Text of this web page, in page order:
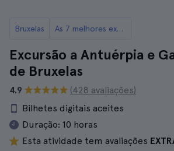
Bruxelas As 7 melhores excursões a Antuérpia a partir de Bruxelas
Excursão a Antuérpia e
de Bruxelas
4.9
(428 avaliações)
Bilhetes digitais aceites
Duração: 10 horas
Esta atividade tem avaliações